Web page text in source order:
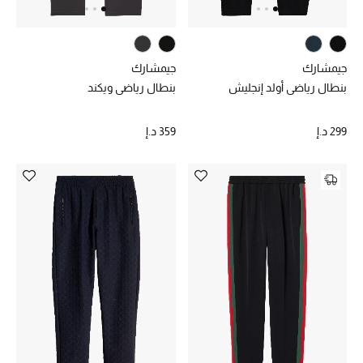
حقائب وأحذية متطابقة
جميع الملابس النسائية
جميع الحقائب النسائية
جميع الإكسسورات النسائية
جيمشارك
بنطال رياضي أولد إنجليش
299 د.إ
جيمشارك
بنطال رياضي ويكند
359 د.إ